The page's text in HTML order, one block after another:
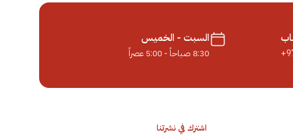
السبت - الخميس
8:30 صباحاً - 5:00 عصراً
اشترك في نشرتنا